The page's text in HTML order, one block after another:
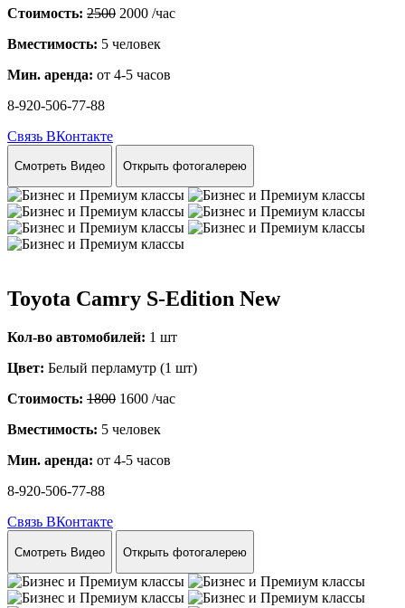
Стоимость: 2500 2000 /час
Вместимость: 5 человек
Мин. аренда: от 4-5 часов
8-920-506-77-88
Связь ВКонтакте
Смотреть Видео Открыть фотогалерею
Toyota Camry S-Edition New
Кол-во автомобилей: 1 шт
Цвет: Белый перламутр (1 шт)
Стоимость: 1800 1600 /час
Вместимость: 5 человек
Мин. аренда: от 4-5 часов
8-920-506-77-88
Связь ВКонтакте
Смотреть Видео Открыть фотогалерею